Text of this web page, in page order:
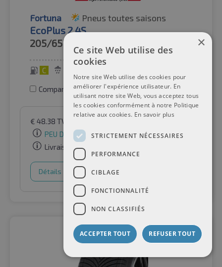
Fortuna Pneus toutes saisons
EcoPlus 2 4S
205/65R15
C
Comparer les pneus
€ 48.38 TVA incluse
PEU DE STOCK
Livraison gratuite
Détails Panier d'achat
×
Ce site Web utilise des
cookies
Notre site Web utilise des cookies pour
améliorer l'expérience utilisateur. En
utilisant notre site Web, vous acceptez tous
les cookies conformément à notre Politique
relative aux cookies. En savoir plus
STRICTEMENT NÉCESSAIRES
PERFORMANCE
CIBLAGE
FONCTIONNALITÉ
NON CLASSIFIÉS
ACCEPTER TOUT REFUSER TOUT